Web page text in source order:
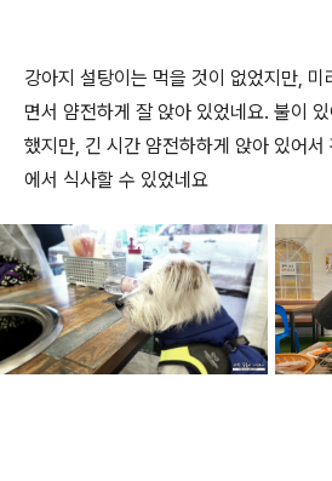
강아지 설탕이는 먹을 것이 없었지만,
면서 얌전하게 잘 앉아 있었네요. 불이
했지만, 긴 시간 얌전하하게 앉아 있어
에서 식사할 수 있었네요